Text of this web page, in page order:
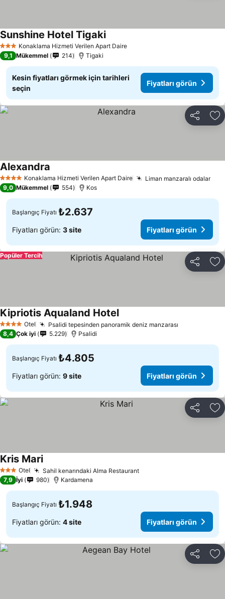
3 YıldızKonaklama Hizmeti Verilen Apart Daire
Sunshine Hotel TigakiFiyatları görün
9,1 Mükemmel 214 Tigaki
Kesin fiyatları görmek için tarihleri
seçin
Fiyatları görün
Paylaş
4 Yıldız Konaklama Hizmeti Verilen Apart Daire Liman manzaralı odalar
Alexandra
9,0 Mükemmel 554 Kos
Başlangıç Fiyatı ₺2.637
Fiyatları görün: 3 site Fiyatları görün
Paylaş
Popüler Tercih
4 Yıldız Otel Psalidi tepesinden panoramik deniz manzarası
Kipriotis Aqualand HotelFiyatları görün
8,4 Çok iyi 5.229 Psalidi
Başlangıç Fiyatı ₺4.805
Fiyatları görün: 9 site Fiyatları görün
Paylaş
3 YıldızOtel Sahil kenarındaki Alma RestaurantFiyatları görün
Kris MariFiyatları görün
7,9 İyi 980 Kardamena
Başlangıç Fiyatı ₺1.948
Fiyatları görün: 4 site Fiyatları görün
Paylaş